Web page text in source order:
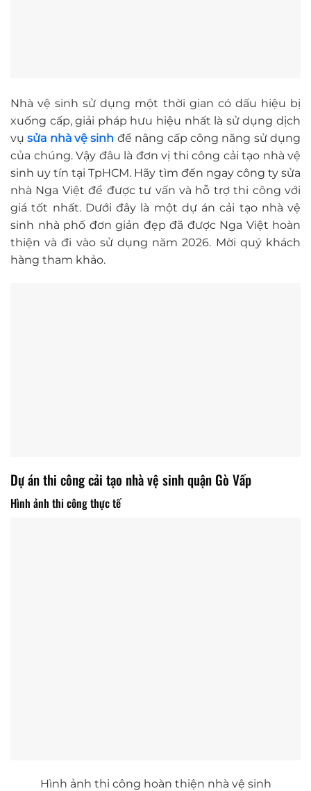
Nhà vệ sinh sử dụng một thời gian có dấu hiệu bị
xuống cấp, giải pháp hưu hiệu nhất là sử dụng dịch
vụsửa nhà vệ sinh để nâng cấp công năng sử dụng
của chúng. Vậy đâu là đơn vị thi công cải tạo nhà vệ
sinh uy tín tại TpHCM. Hãy tìm đến ngay công ty sửa
nhà Nga Việt để được tư vấn và hỗ trợ thi công với
giá tốt nhất. Dưới đây là một dự án cải tạo nhà vệ
sinh nhà phố đơn giản đẹp đã được Nga Việt hoàn
thiện và đi vào sử dụng năm 2026. Mời quý khách
hàng tham khảo.
Dự án thi công cải tạo nhà vệ sinh quận Gò Vấp
Hình ảnh thi công thực tế
Hình ảnh thi công hoàn thiện nhà vệ sinh